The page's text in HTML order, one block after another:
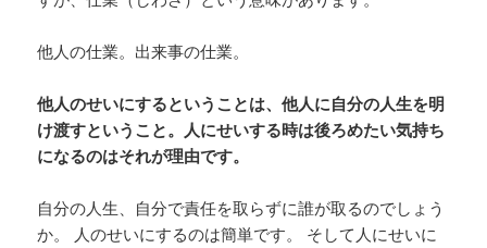
他人の仕業。出来事の仕業。
他人のせいにするということは、他人に自分の人生を明
け渡すということ。人にせいする時は後ろめたい気持ち
になるのはそれが理由です。
自分の人生、自分で責任を取らずに誰が取るのでしょう
か。 人のせいにするのは簡単です。 そして人にせいに